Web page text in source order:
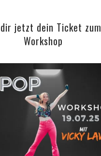
jetzt dein Ticket zum
Workshop
ADD TO CART